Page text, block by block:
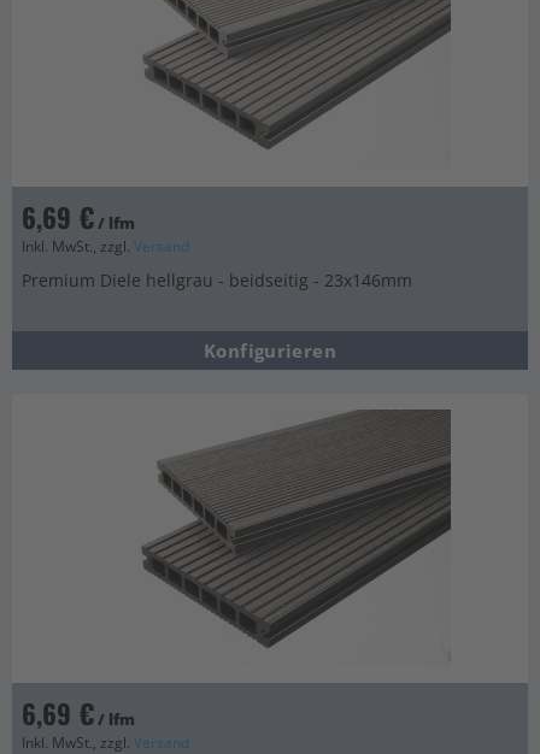
6,69 €/ lfm
Inkl. MwSt., zzgl. Versand
Premium Diele hellgrau - beidseitig - 23x146mm
Konfigurieren
6,69 €/ lfm
Inkl. MwSt., zzgl. Versand